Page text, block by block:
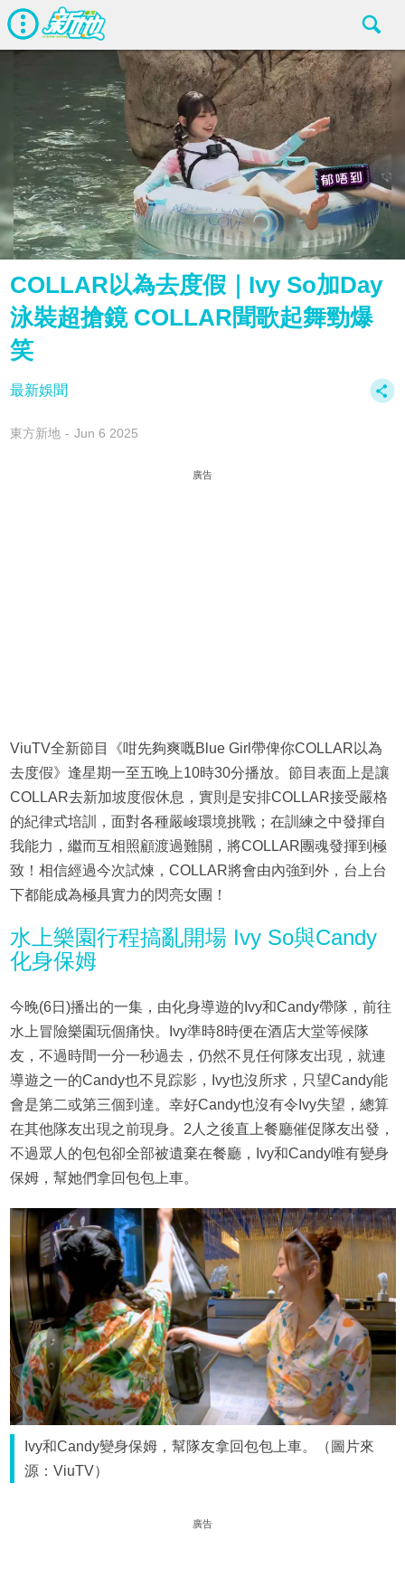
COLLAR以為去度假｜Ivy So加Day
泳裝超搶鏡 COLLAR聞歌起舞勁爆
笑
最新娛聞
東方新地 Jun 6 2025
廣告
ViuTV全新節目《咁先夠爽嘅Blue Girl帶俾你COLLAR以為
去度假》逢星期一至五晚上10時30分播放。節目表面上是讓
COLLAR去新加坡度假休息，實則是安排COLLAR接受嚴格
的紀律式培訓，面對各種嚴峻環境挑戰；在訓練之中發揮自
我能力，繼而互相照顧渡過難關，將COLLAR團魂發揮到極
致！相信經過今次試煉，COLLAR將會由內強到外，台上台
下都能成為極具實力的閃亮女團！
水上樂園行程搞亂開場 Ivy So與Candy
化身保姆
今晚(6日)播出的一集，由化身導遊的Ivy和Candy帶隊，前往
水上冒險樂園玩個痛快。Ivy準時8時便在酒店大堂等候隊
友，不過時間一分一秒過去，仍然不見任何隊友出現，就連
導遊之一的Candy也不見踪影，Ivy也沒所求，只望Candy能
會是第二或第三個到達。幸好Candy也沒有令Ivy失望，總算
在其他隊友出現之前現身。2人之後直上餐廳催促隊友出發，
不過眾人的包包卻全部被遺棄在餐廳，Ivy和Candy唯有變身
保姆，幫她們拿回包包上車。
Ivy和Candy變身保姆，幫隊友拿回包包上車。（圖片來
源：ViuTV）
廣告